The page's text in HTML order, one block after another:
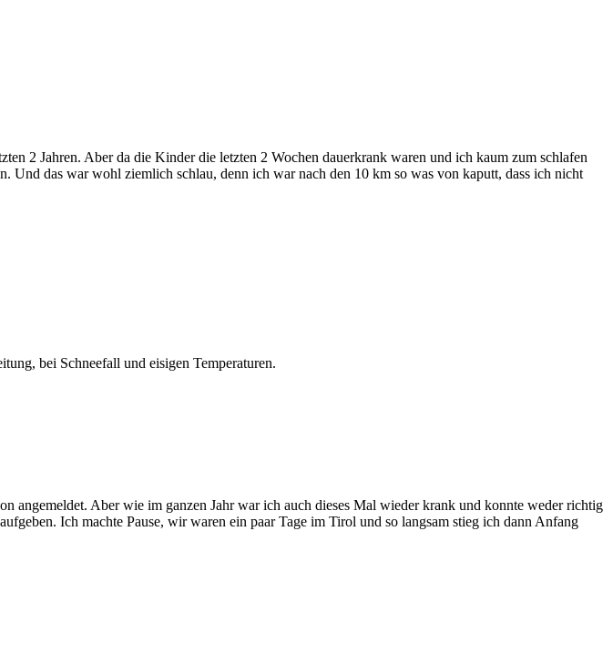
2 Jahren. Aber da die Kinder die letzten 2 Wochen dauerkrank waren und ich kaum zum schlafen
das war wohl ziemlich schlau, denn ich war nach den 10 km so was von kaputt, dass ich nicht
bei Schneefall und eisigen Temperaturen.
angemeldet. Aber wie im ganzen Jahr war ich auch dieses Mal wieder krank und konnte weder richtig
Ich machte Pause, wir waren ein paar Tage im Tirol und so langsam stieg ich dann Anfang